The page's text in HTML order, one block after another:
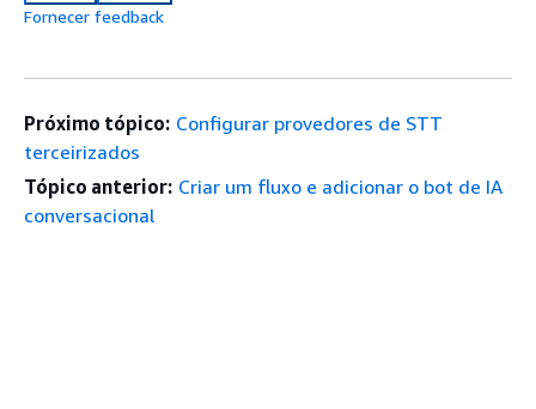
Fornecer feedback
Próximo tópico: Configurar provedores de STT
terceirizados
Tópico anterior: Criar um fluxo e adicionar o bot de IA
conversacional